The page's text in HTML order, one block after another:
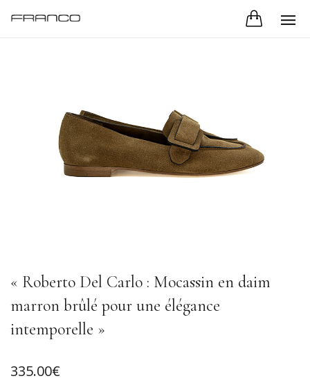
« Roberto Del Carlo : Mocassin en daim
marron brûlé pour une élégance
intemporelle »
335.00€